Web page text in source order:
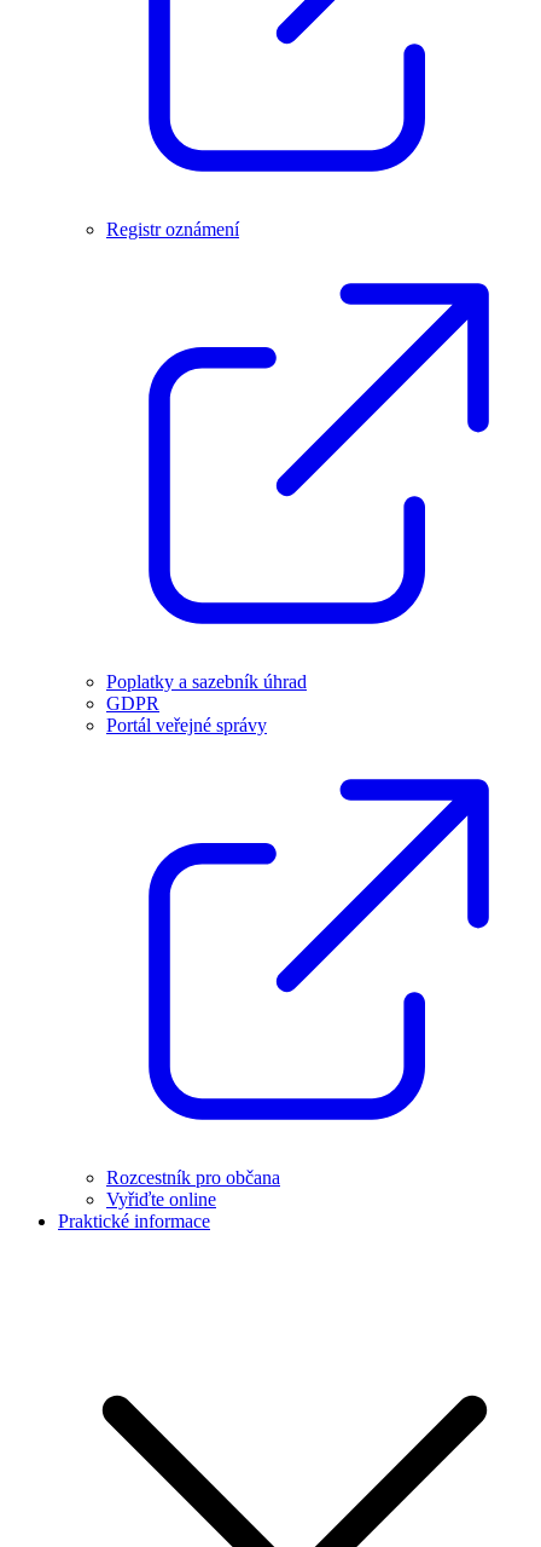
Registr oznámení
Poplatky a sazebník úhrad
GDPR
Portál veřejné správy
Rozcestník pro občana
Vyřiďte online
Praktické informace